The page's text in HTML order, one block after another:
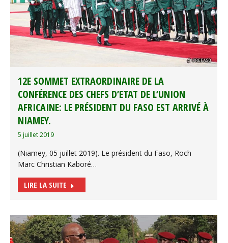
12E SOMMET EXTRAORDINAIRE DE LA
CONFÉRENCE DES CHEFS D’ETAT DE L’UNION
AFRICAINE: LE PRÉSIDENT DU FASO EST ARRIVÉ À
NIAMEY.
5 juillet 2019
(Niamey, 05 juillet 2019). Le président du Faso, Roch
Marc Christian Kaboré…
LIRE LA SUITE